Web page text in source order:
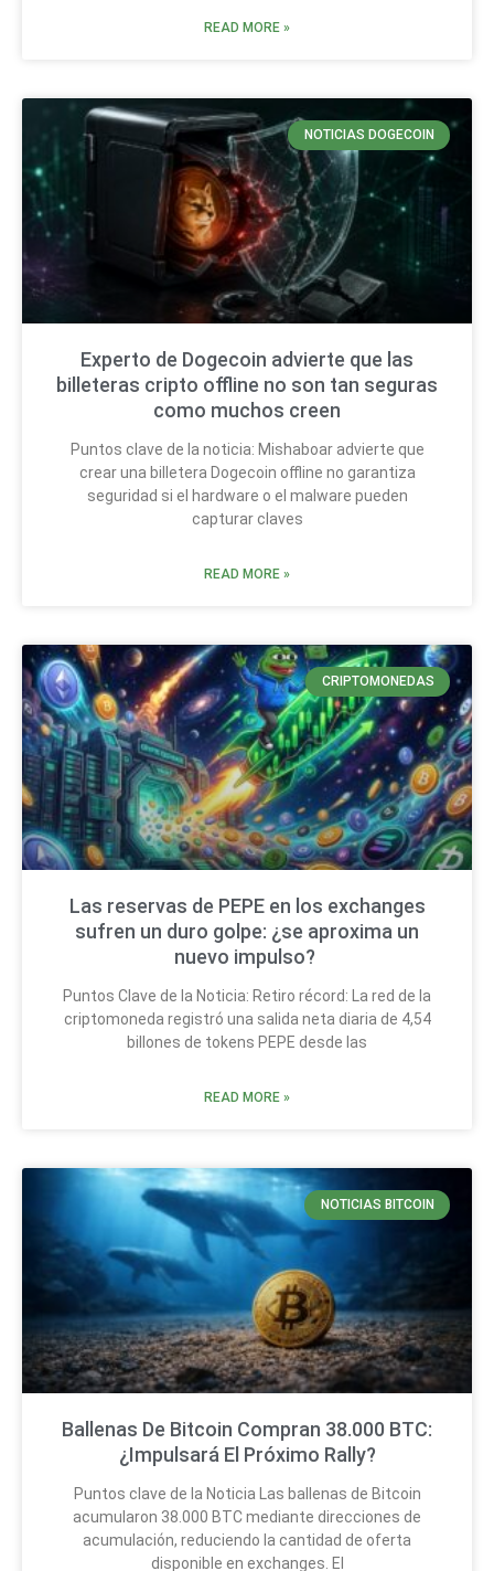
READ MORE »
NOTICIAS DOGECOIN
Experto de Dogecoin advierte que las
billeteras cripto offline no son tan seguras
como muchos creen
Puntos clave de la noticia: Mishaboar advierte que
crear una billetera Dogecoin offline no garantiza
seguridad si el hardware o el malware pueden
capturar claves
READ MORE »
CRIPTOMONEDAS
Las reservas de PEPE en los exchanges
sufren un duro golpe: ¿se aproxima un
nuevo impulso?
Puntos Clave de la Noticia: Retiro récord: La red de la
criptomoneda registró una salida neta diaria de 4,54
billones de tokens PEPE desde las
READ MORE »
NOTICIAS BITCOIN
Ballenas De Bitcoin Compran 38.000 BTC:
¿Impulsará El Próximo Rally?
Puntos clave de la Noticia Las ballenas de Bitcoin
acumularon 38.000 BTC mediante direcciones de
acumulación, reduciendo la cantidad de oferta
disponible en exchanges. El